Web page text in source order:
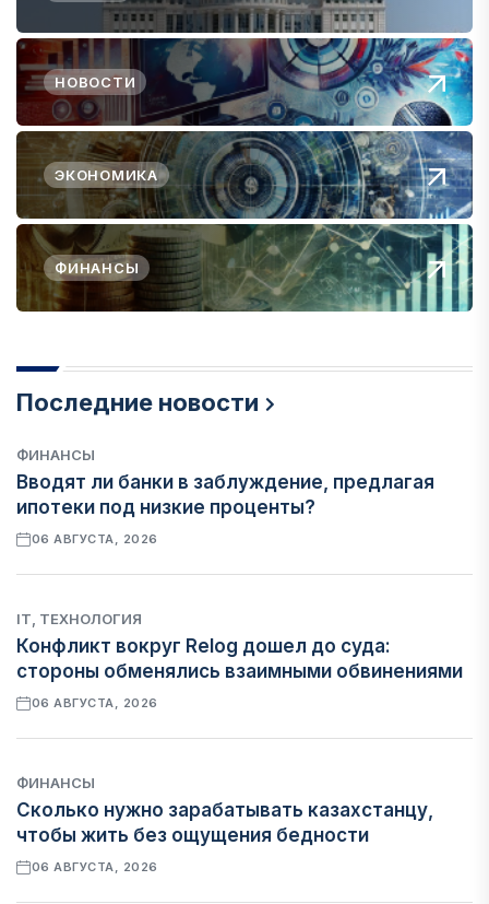
НОВОСТИ
ЭКОНОМИКА
ФИНАНСЫ
Последние новости
ФИНАНСЫ
Вводят ли банки в заблуждение, предлагая
ипотеки под низкие проценты?
06 АВГУСТА, 2026
IT, ТЕХНОЛОГИЯ
Конфликт вокруг Relog дошел до суда:
стороны обменялись взаимными обвинениями
06 АВГУСТА, 2026
ФИНАНСЫ
Сколько нужно зарабатывать казахстанцу,
чтобы жить без ощущения бедности
06 АВГУСТА, 2026